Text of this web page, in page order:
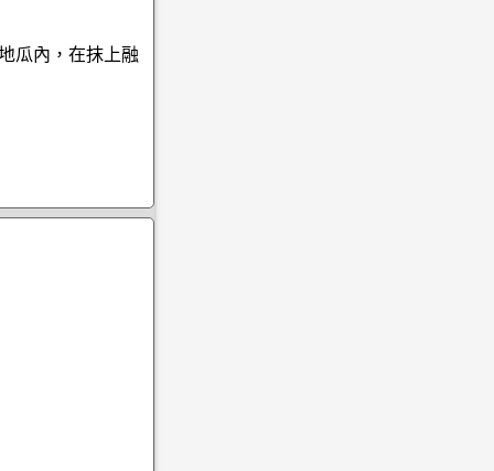
瓜內，在抹上融